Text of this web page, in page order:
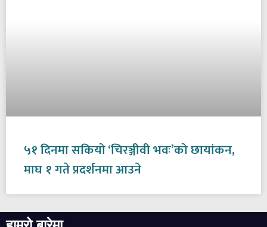
५१ दिनमा सकियो ‘चिरञ्जीवी भवः’को छायांकन,
माघ १ गते प्रदर्शनमा आउने